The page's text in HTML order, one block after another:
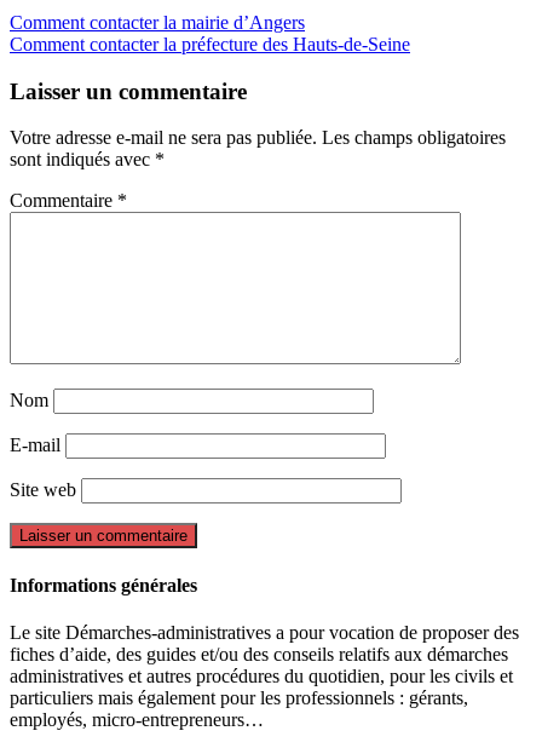
Comment contacter la mairie d’Angers
Comment contacter la préfecture des Hauts-de-Seine
Laisser un commentaire
Votre adresse e-mail ne sera pas publiée. Les champs obligatoires
sont indiqués avec *
Commentaire *
Nom
E-mail
Site web
Informations générales
Le site Démarches-administratives a pour vocation de proposer des
fiches d’aide, des guides et/ou des conseils relatifs aux démarches
administratives et autres procédures du quotidien, pour les civils et
particuliers mais également pour les professionnels : gérants,
employés, micro-entrepreneurs…